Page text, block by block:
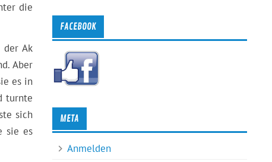
die
der Ak
Aber
es in
turnte
sich
sie es
FACEBOOK
META
Anmelden